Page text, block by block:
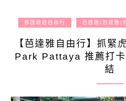
泰國旅遊自由行 芭達雅(芭提雅)
【芭達雅自由行】抓緊
Park Pattaya 推薦打
結